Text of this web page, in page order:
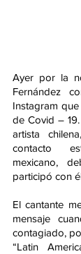
Ayer por la
Fernández
Instagram
de Covid –
artista
contacto
mexicano,
participó con
El cantante
mensaje
contagiado,
“Latin